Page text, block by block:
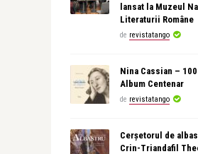
lansat la Muzeul
Literaturii Române
de revistatango
Nina Cassian –
Album Centenar
de revistatango
Cerșetorul de
Crin-Triandafil